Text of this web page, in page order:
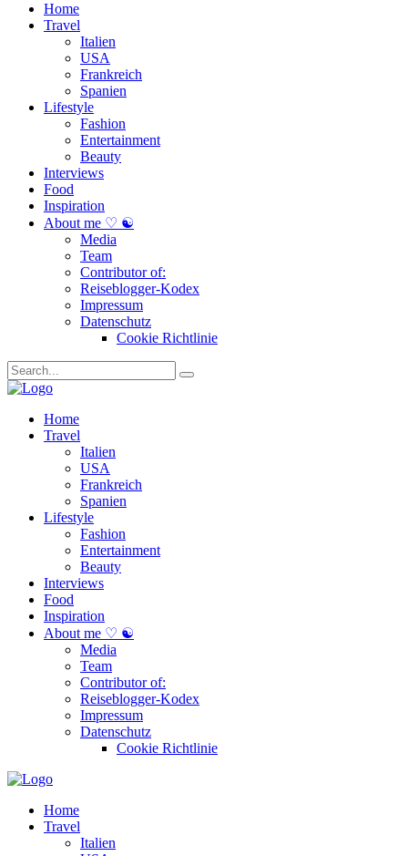
Home
Travel
Italien
USA
Frankreich
Spanien
Lifestyle
Fashion
Entertainment
Beauty
Interviews
Food
Inspiration
About me ♡ ☯
Media
Team
Contributor of:
Reiseblogger-Kodex
Impressum
Datenschutz
Cookie Richtlinie
Home
Travel
Italien
USA
Frankreich
Spanien
Lifestyle
Fashion
Entertainment
Beauty
Interviews
Food
Inspiration
About me ♡ ☯
Media
Team
Contributor of:
Reiseblogger-Kodex
Impressum
Datenschutz
Cookie Richtlinie
Home
Travel
Italien